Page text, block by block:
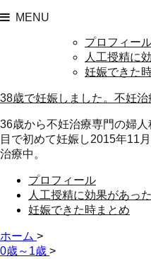
MENU
プロフィー
人工授精に
妊娠できた
38歳で妊娠しました。不妊治
36歳から不妊治療専門の婦
目で初めて妊娠し2015年11
治療中。
プロフィール
人工授精に効果があっ
妊娠できた時まとめ
ホーム >
0歳～1歳 >